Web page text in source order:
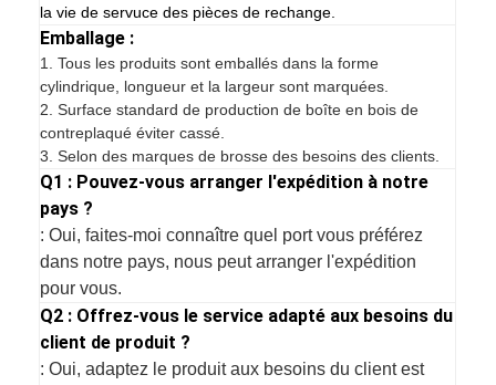
la vie de servuce des pièces de rechange.
Emballage :
1.Tous les produits sont emballés dans la forme
cylindrique, longueur et la largeur sont marquées.
2. Surface standard de production de boîte en bois de
contreplaqué éviter cassé.
3. Selon des marques de brosse des besoins des clients.
Q1 : Pouvez-vous arranger l'expédition à notre
pays ?
: Oui, faites-moi connaître quel port vous préférez
dans notre pays, nous peut arranger l'expédition
pour vous.
Q2 : Offrez-vous le service adapté aux besoins du
client de produit ?
: Oui, adaptez le produit aux besoins du client est